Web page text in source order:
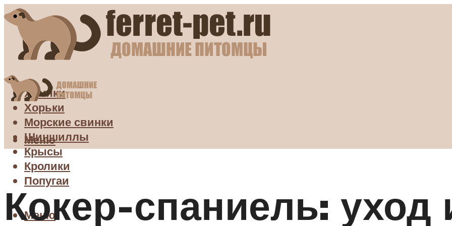
Хомяки
Хорьки
Морские свинки
Шиншиллы
Крысы
Кролики
Попугаи
Меню
Меню
Кокер-спаниель: уход